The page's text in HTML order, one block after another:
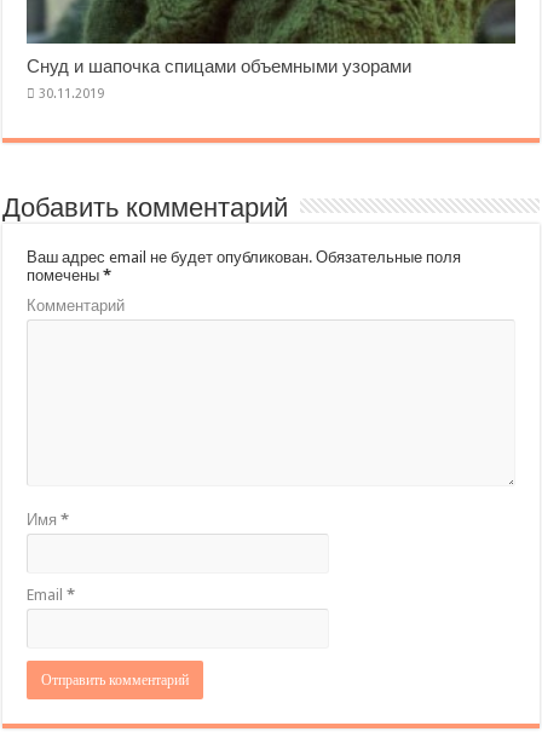
Снуд и шапочка спицами объемными узорами
Добавить комментарий
Ваш адрес email не будет опубликован. Обязательные поля
помечены*
Комментарий
Имя*
Email*